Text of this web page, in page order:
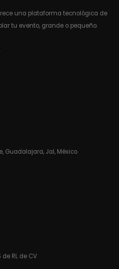
una plataforma tecnológica de
tu evento, grande o pequeño.
Guadalajara, Jal, México.
RL de CV